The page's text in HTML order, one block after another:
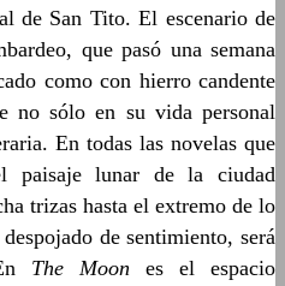
de San Tito. El escenario de
que pasó una semana
como con hierro candente
no sólo en su vida personal
En todas las novelas que
paisaje lunar de la ciudad
trizas hasta el extremo de lo
de sentimiento, será
The Moon es el espacio